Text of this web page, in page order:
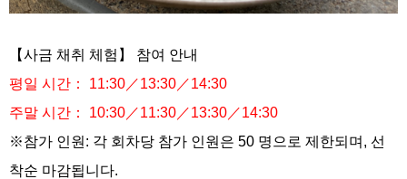
【사금 채취 체험】 참여 안내
평일 시간： 11:30／13:30／14:30
주말 시간： 10:30／11:30／13:30／14:30
※참가 인원: 각 회차당 참가 인원은 50 명으로 제한되며, 선
착순 마감됩니다.